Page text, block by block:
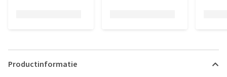
Productinformatie